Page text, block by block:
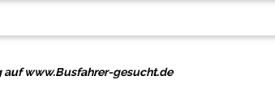
auf www.Busfahrer-gesucht.de